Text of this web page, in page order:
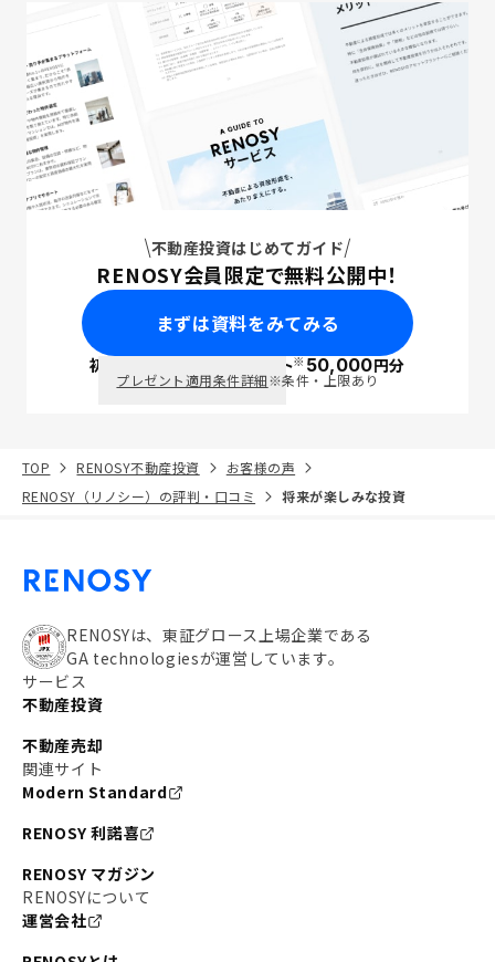
不動産投資はじめてガイド
RENOSY会員限定で無料公開中！
まずは資料をみてみる
初回面談で ポイント※50,000円分
プレゼント適用条件詳細※条件・上限あり
TOP RENOSY不動産投資
お客様の声
RENOSY（リノシー）の評判・口コミ
将来が楽しみな投資
RENOSYは、東証グロース上場企業である
GA technologiesが運営しています。
サービス
不動産投資
不動産売却
関連サイト
Modern Standard
RENOSY 利諾喜
RENOSY マガジン
RENOSYについて
運営会社